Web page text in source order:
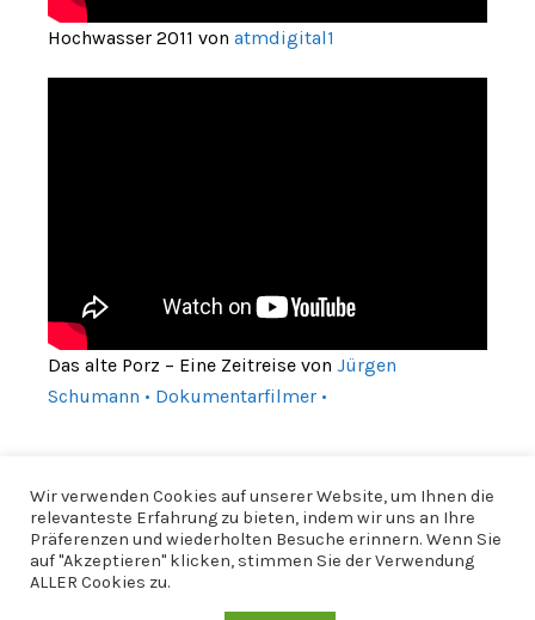
Hochwasser 2011 von atmdigital1
Das alte Porz – Eine Zeitreise von Jürgen
Schumann • Dokumentarfilmer •
Wir verwenden Cookies auf unserer Website, um Ihnen die
relevanteste Erfahrung zu bieten, indem wir uns an Ihre
Präferenzen und wiederholten Besuche erinnern. Wenn Sie
auf "Akzeptieren" klicken, stimmen Sie der Verwendung
ALLER Cookies zu.